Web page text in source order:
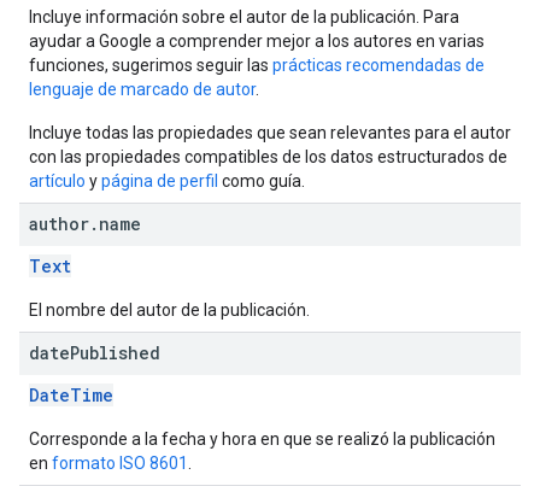
Incluye información sobre el autor de la publicación. Para
ayudar a Google a comprender mejor a los autores en varias
funciones, sugerimos seguir las prácticas recomendadas de
lenguaje de marcado de autor.
Incluye todas las propiedades que sean relevantes para el autor
con las propiedades compatibles de los datos estructurados de
artículo ypágina de perfil como guía.
author. name
Text
El nombre del autor de la publicación.
datePublished
DateTime
Corresponde a la fecha y hora en que se realizó la publicación
en formato ISO 8601